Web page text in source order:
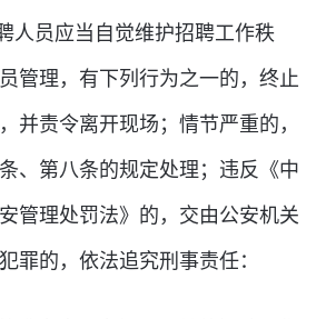
人员应当自觉维护招聘工作秩
管理，有下列行为之一的，终止
并责令离开现场；情节严重的，
、第八条的规定处理；违反《中
管理处罚法》的，交由公安机关
罪的，依法追究刑事责任：